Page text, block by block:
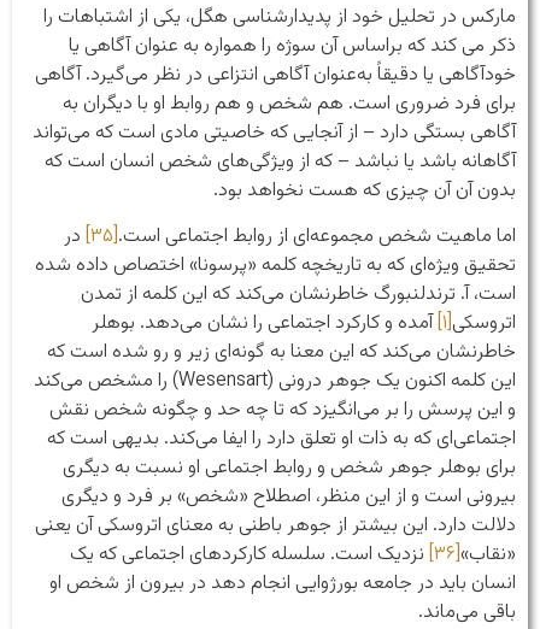
مارکس در تحلیل خود از پدیدارشناسی هگل، یکی از اشتباهات را
ذکر می کند که براساس آن سوژه را همواره به عنوان آگاهی یا
خودآگاهی یا دقیقاً به‌عنوان آگاهی انتزاعی در نظر می‌گیرد. آگاهی
برای فرد ضروری است. هم شخص و هم روابط او با دیگران به
آگاهی بستگی دارد – از آنجایی که خاصیتی مادی است که می‌تواند
آگاهانه باشد یا نباشد – که از ویژگی‌های شخص انسان است که
بدون آن آن چیزی که هست نخواهد بود.
اما ماهیت شخص مجموعه‌ای از روابط اجتماعی است.[۳۵]
در
تحقیق ویژه‌ای که به تاریخچه کلمه «پرسونا» اختصاص داده شده
است، آ. ترندلنبورگ خاطرنشان می‌کند که این کلمه از تمدن
اتروسکی[۱] آمده و کارکرد اجتماعی را نشان می‌دهد. بوهلر
خاطرنشان می‌کند که این معنا به گونه‌ای زیر و رو شده است که
این کلمه اکنون یک جوهر درونی (Wesensart) را مشخص می‌کند
و این پرسش را بر می‌انگیزد که تا چه حد و چگونه شخص نقش
اجتماعی‌ای که به ذات او تعلق دارد را ایفا می‌کند. بدیهی است که
برای بوهلر جوهر شخص و روابط اجتماعی او نسبت به دیگری
بیرونی است و از این منظر، اصطلاح «شخص» بر فرد و دیگری
دلالت دارد. این بیشتر از جوهر باطنی به معنای اتروسکی آن یعنی
«نقاب»[۳۶]
نزدیک است. سلسله کارکردهای اجتماعی که یک
انسان باید در جامعه بورژوایی انجام دهد در بیرون از شخص او
باقی می‌ماند.